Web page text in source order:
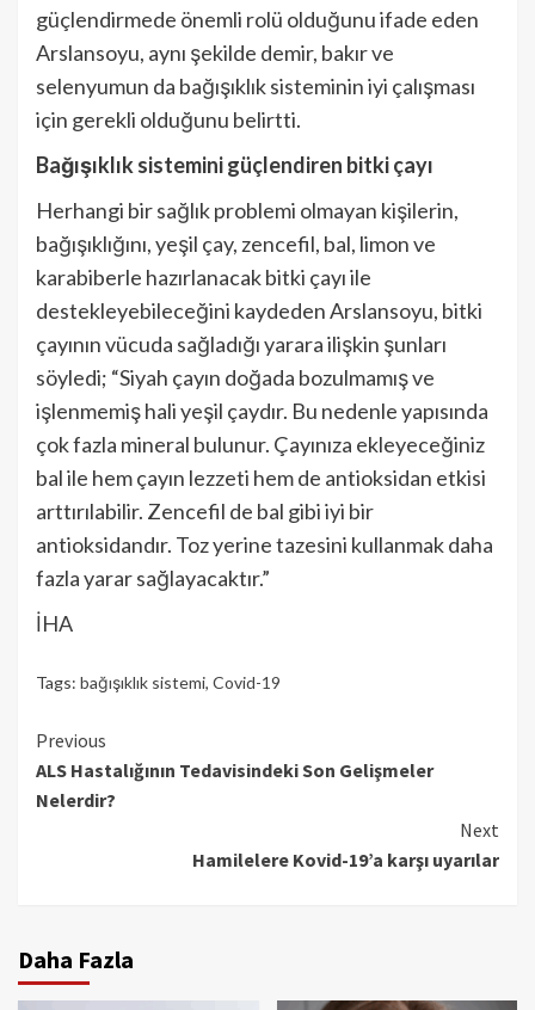
güçlendirmede önemli rolü olduğunu ifade eden
Arslansoyu, aynı şekilde demir, bakır ve
selenyumun da bağışıklık sisteminin iyi çalışması
için gerekli olduğunu belirtti.
Bağışıklık sistemini güçlendiren bitki çayı
Herhangi bir sağlık problemi olmayan kişilerin,
bağışıklığını, yeşil çay, zencefil, bal, limon ve
karabiberle hazırlanacak bitki çayı ile
destekleyebileceğini kaydeden Arslansoyu, bitki
çayının vücuda sağladığı yarara ilişkin şunları
söyledi; “Siyah çayın doğada bozulmamış ve
işlenmemiş hali yeşil çaydır. Bu nedenle yapısında
çok fazla mineral bulunur. Çayınıza ekleyeceğiniz
bal ile hem çayın lezzeti hem de antioksidan etkisi
arttırılabilir. Zencefil de bal gibi iyi bir
antioksidandır. Toz yerine tazesini kullanmak daha
fazla yarar sağlayacaktır.”
İHA
Tags: bağışıklık sistemi, Covid-19
Continue
Reading
Previous
ALS Hastalığının Tedavisindeki Son Gelişmeler
Nelerdir?
Next
Hamilelere Kovid-19’a karşı uyarılar
Daha Fazla